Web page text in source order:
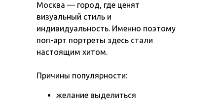
Москва — город, где ценят
визуальный стиль и
индивидуальность. Именно поэтому
поп-арт портреты здесь стали
настоящим хитом.
Причины популярности:
желание выделиться